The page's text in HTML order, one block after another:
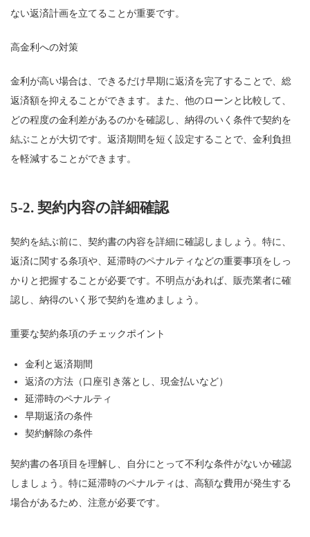
ない返済計画を立てることが重要です。
高金利への対策
金利が高い場合は、できるだけ早期に返済を完了することで、総
返済額を抑えることができます。また、他のローンと比較して、
どの程度の金利差があるのかを確認し、納得のいく条件で契約を
結ぶことが大切です。返済期間を短く設定することで、金利負担
を軽減することができます。
5-2. 契約内容の詳細確認
契約を結ぶ前に、契約書の内容を詳細に確認しましょう。特に、
返済に関する条項や、延滞時のペナルティなどの重要事項をしっ
かりと把握することが必要です。不明点があれば、販売業者に確
認し、納得のいく形で契約を進めましょう。
重要な契約条項のチェックポイント
金利と返済期間
返済の方法（口座引き落とし、現金払いなど）
延滞時のペナルティ
早期返済の条件
契約解除の条件
契約書の各項目を理解し、自分にとって不利な条件がないか確認
しましょう。特に延滞時のペナルティは、高額な費用が発生する
場合があるため、注意が必要です。